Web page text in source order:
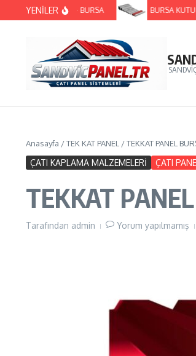
İçeriğe atla
YENİLER– BURSA BURSA KUTU
Anasayfa /TEK KAT PANEL /TEKKAT PANEL
ÇATI KAPLAMA MALZEMELERİ ÇATI
TEKKAT
Tarafından admin Yorum yapılmamış